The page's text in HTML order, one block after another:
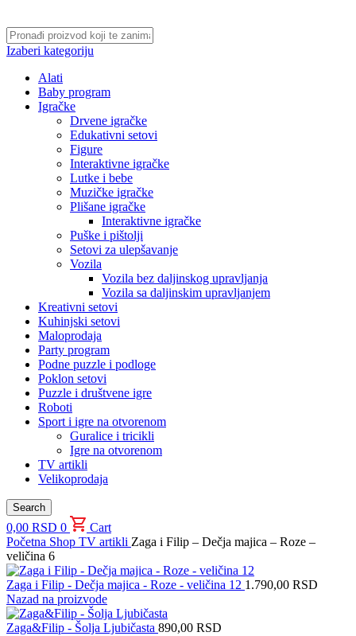
Izaberi kategoriju
Alati
Baby program
Igračke
Drvene igračke
Edukativni setovi
Figure
Interaktivne igračke
Lutke i bebe
Muzičke igračke
Plišane igračke
Interaktivne igračke
Puške i pištolji
Setovi za ulepšavanje
Vozila
Vozila bez daljinskog upravljanja
Vozila sa daljinskim upravljanjem
Kreativni setovi
Kuhinjski setovi
Maloprodaja
Party program
Podne puzzle i podloge
Poklon setovi
Puzzle i društvene igre
Roboti
Sport i igre na otvorenom
Guralice i tricikli
Igre na otvorenom
TV artikli
Velikoprodaja
Search
0,00 RSD 0
Cart
Početna Shop TV artikli Zaga i Filip – Dečja majica – Roze –
veličina 6
Zaga i Filip - Dečja majica - Roze - veličina 12 1.790,00 RSD
Nazad na proizvode
Zaga&Filip - Šolja Ljubičasta 890,00 RSD